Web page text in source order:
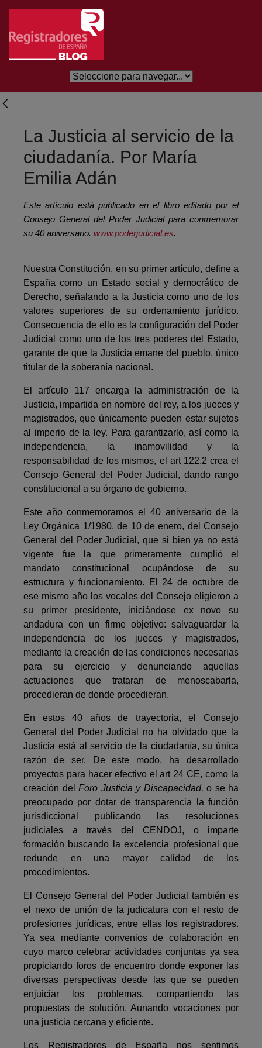
Eduki nagusira joan
La Justicia al servicio de la
ciudadanía. Por María
Emilia Adán
Este artículo está publicado en el libro editado por el
Consejo General del Poder Judicial para conmemorar
su 40 aniversario. www.poderjudicial.es.
Nuestra Constitución, en su primer artículo, define a
España como un Estado social y democrático de
Derecho, señalando a la Justicia como uno de los
valores superiores de su ordenamiento jurídico.
Consecuencia de ello es la configuración del Poder
Judicial como uno de los tres poderes del Estado,
garante de que la Justicia emane del pueblo, único
titular de la soberanía nacional.
El artículo 117 encarga la administración de la
Justicia, impartida en nombre del rey, a los jueces y
magistrados, que únicamente pueden estar sujetos
al im­perio de la ley. Para garantizarlo, así como la
independencia, la inamovilidad y la
responsabilidad de los mismos, el art 122.2 crea el
Consejo General del Poder Judicial, dando rango
constitucional a su órgano de gobierno.
Este año conmemoramos el 40 aniversario de la
Ley Orgánica 1/1980, de 10 de enero, del Consejo
General del Poder Judicial, que si bien ya no está
vigente fue la que primeramente cumplió el
mandato constitucional ocupándose de su
estructura y funcionamiento. El 24 de octubre de
ese mismo año los vocales del Consejo eligieron a
su primer presidente, iniciándose ex novo su
andadura con un firme objetivo: salvaguardar la
independencia de los jueces y magis­trados,
mediante la creación de las condiciones necesarias
para su ejercicio y denunciando aquellas
actuaciones que trataran de menoscabarla,
procedie­ran de donde procedieran.
En estos 40 años de trayectoria, el Consejo
General del Poder Judicial no ha olvidado que la
Justicia está al servicio de la ciudadanía, su única
razón de ser. De este modo, ha desarrollado
proyectos para hacer efectivo el art 24 CE, como la
creación del Foro Justicia y Discapacidad, o se ha
preocupado por dotar de transparencia la función
jurisdiccional publicando las resoluciones
judiciales a través del CENDOJ, o imparte
formación buscando la excelencia profesional que
redunde en una mayor calidad de los
procedimientos.
El Consejo General del Poder Judicial también es
el nexo de unión de la judi­catura con el resto de
profesiones jurídicas, entre ellas los registradores.
Ya sea mediante convenios de colaboración en
cuyo marco celebrar actividades con­juntas ya sea
propiciando foros de encuentro donde exponer las
diversas pers­pectivas desde las que se pueden
enjuiciar los problemas, compartiendo las
propuestas de solución. Aunando vocaciones por
una justicia cercana y eficiente.
Los Registradores de España nos sentimos